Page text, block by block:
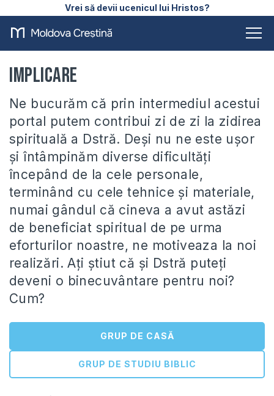
Vrei să devii ucenicul lui Hristos?
Implicare
Ne bucurăm că prin intermediul acestui
portal putem contribui zi de zi la zidirea
spirituală a Dstră. Deși nu ne este ușor
și întâmpinăm diverse dificultăți
începând de la cele personale,
terminând cu cele tehnice și materiale,
numai gândul că cineva a avut astăzi
de beneficiat spiritual de pe urma
eforturilor noastre, ne motiveaza la noi
realizări. Ați știut că și Dstră puteți
deveni o binecuvântare pentru noi?
Cum?
GRUP DE CASĂ
GRUP DE STUDIU BIBLIC